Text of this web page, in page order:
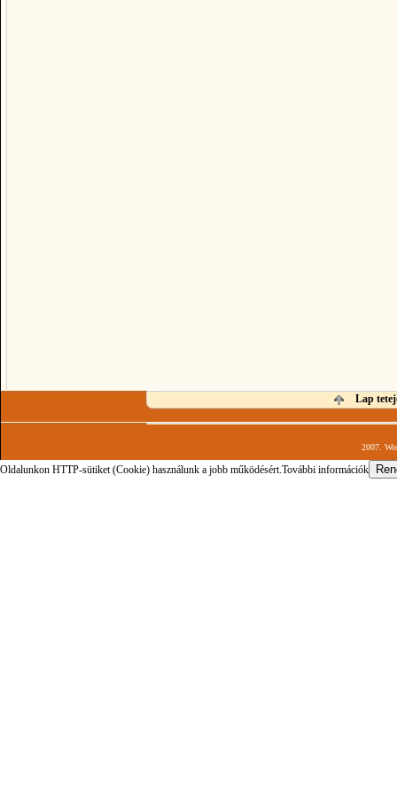
Lap
2007.
Oldalunkon HTTP-sütiket (Cookie) használunk a jobb működésért.További információk